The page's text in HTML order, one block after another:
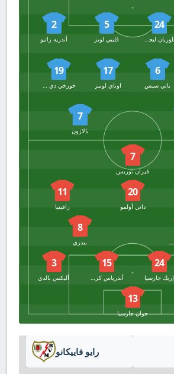
24
فلوريان ليجويني
5
فليبي لويز
2
أندريه راتيو
6
باتي سيس
17
اوناي لوبيز
19
7
بالازون
7
فيران توريس
20
داني أولمو
11
رافينيا
فرينكي دي يونج
8
بيدري
24
إريك جارسيا
15
أندرياس كريستينسن
3
أليكس بالدي
13
جوان جارسيا
رايو فاييكانو